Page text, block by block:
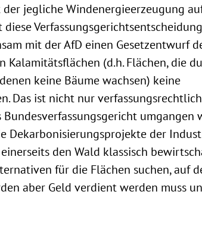
jegliche Windenergieerzeugung
mit der AfD einen Gesetzentwurf
Kalamitätsflächen (d.h. Flächen, die
keine Bäume wachsen) keine
Das ist nicht nur verfassungsrechtlich
umgangen
Dekarbonisierungsprojekte der
den Wald klassisch
für die Flächen suchen, auf
aber Geld verdient werden muss